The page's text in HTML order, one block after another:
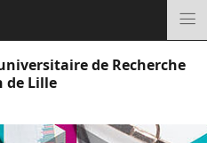
de Recherche
de Lille